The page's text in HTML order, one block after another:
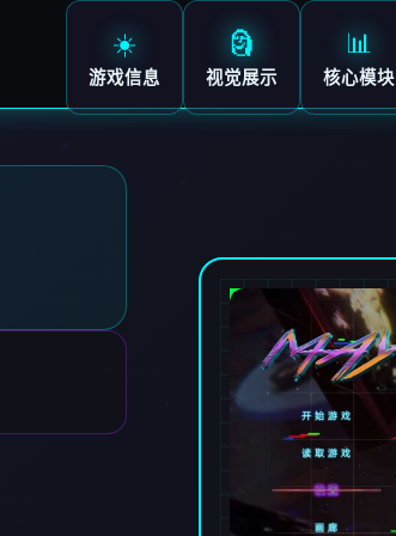
☀️
游戏信息
🗿
视觉展示
📊
核心模块